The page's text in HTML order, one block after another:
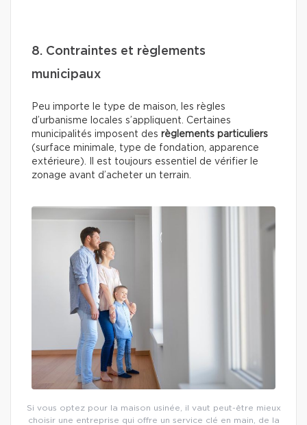
8. Contraintes et règlements
municipaux
Peu importe le type de maison, les règles
d’urbanisme locales s’appliquent. Certaines
municipalités imposent des règlements particuliers
(surface minimale, type de fondation, apparence
extérieure). Il est toujours essentiel de vérifier le
zonage avant d’acheter un terrain.
Si vous optez pour la maison usinée, il vaut peut-être mieux
choisir une entreprise qui offre un service clé en main, de la